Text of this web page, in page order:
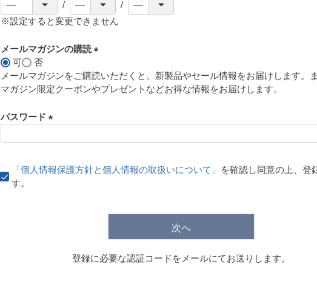
※設定すると変更できません
メールマガジンの購読
必
須
可
否
メールマガジンをご購読いただくと、新製品やセール情報をお届けします。
マガジン限定クーポンやプレゼントなどお得な情報をお届けします。
パスワード
)
「個人情報保護方針と個人情報の取扱いについて」
を確認し同意の上、登
す。
次へ
登録に必要な認証コードをメールにてお送りします。